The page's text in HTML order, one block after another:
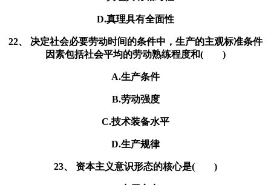
D.真理具有全面性
22、 决定社会必要劳动时间的条件中，生产的主观标准条件
因素包括社会平均的劳动熟练程度和( )
A.生产条件
B.劳动强度
C.技术装备水平
D.生产规律
23、 资本主义意识形态的核心是( )